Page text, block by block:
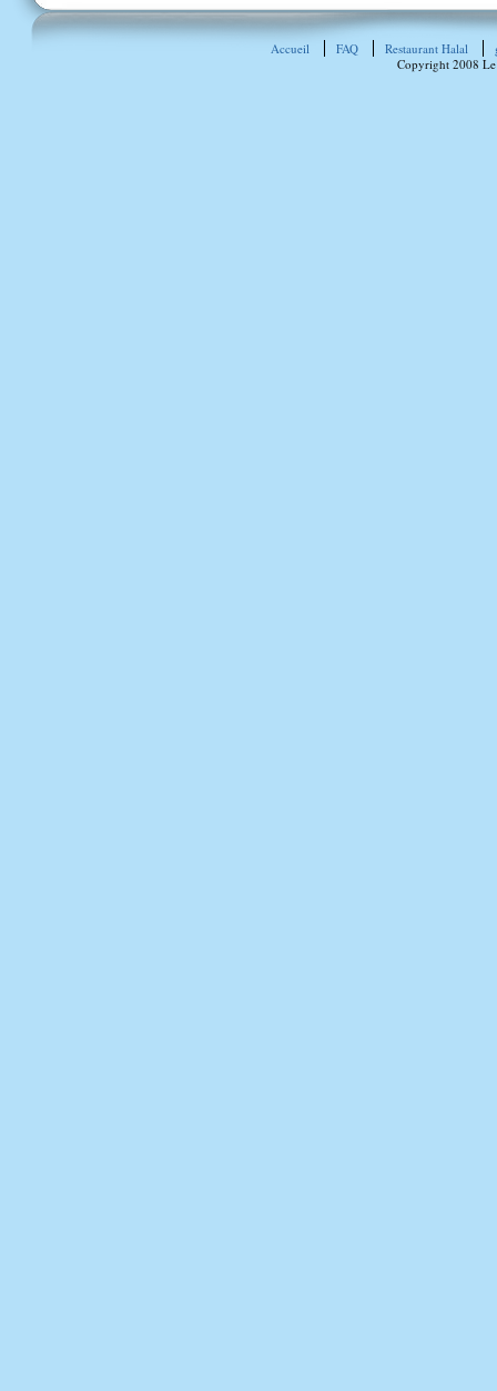
Accueil FAQ Restaurant Halal
Copyright 2008